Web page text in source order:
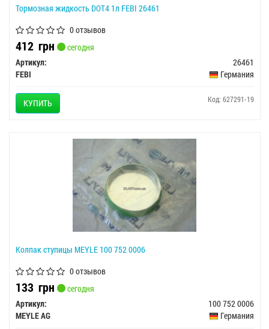
Тормозная жидкость DOT4 1л FEBI 26461
0 отзывов
412 грн
сегодня
Артикул:
26461
FEBI
Германия
КУПИТЬ Код: 627291-19
Колпак ступицы MEYLE 100 752 0006
0 отзывов
133 грн
сегодня
Артикул:
100 752 0006
MEYLE AG
Германия